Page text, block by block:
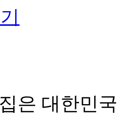
은 대한민